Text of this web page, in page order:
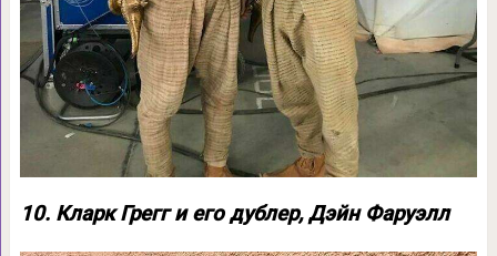
10. Кларк Грегг и его дублер, Дэйн Фаруэлл